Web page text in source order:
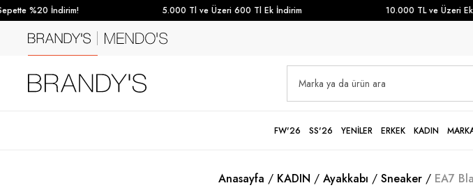
%20 İndirim! 5.000 Tl ve Üzeri 600 Tl Ek İndirim 10.000 TL ve Üzeri Ek
FW'26 SS'26 YENİLER ERKEK KADIN
Anasayfa KADIN Ayakkabı Sneaker EA7